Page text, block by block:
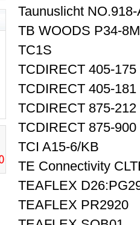
Taunuslicht
TB WOODS P34-
TC1S
TCDIRECT 405-175
TCDIRECT 405-181
TCDIRECT 875-212
TCDIRECT 875-900
TCI A15-6/KB
TE Connectivity
TEAFLEX
TEAFLEX PR2920